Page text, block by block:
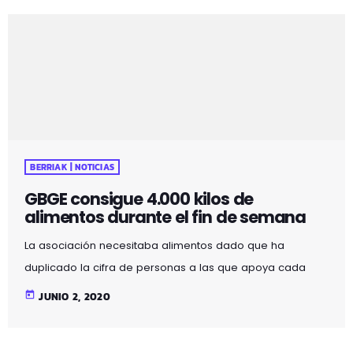
BERRIAK | NOTICIAS
GBGE consigue 4.000 kilos de
alimentos durante el fin de semana
La asociación necesitaba alimentos dado que ha
duplicado la cifra de personas a las que apoya cada
mes a consecuencia de la crisis generada por el
today JUNIO 2, 2020